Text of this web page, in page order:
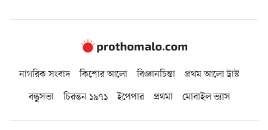
নাগরিক সংবাদ কিশোর আলো বিজ্ঞানচিন্তা
প্রথম আলো ট্রাস্ট
বন্ধুসভা
চিরন্তন ১৯৭১ ইপেপার প্রথমা মোবাইল ভ্যাস